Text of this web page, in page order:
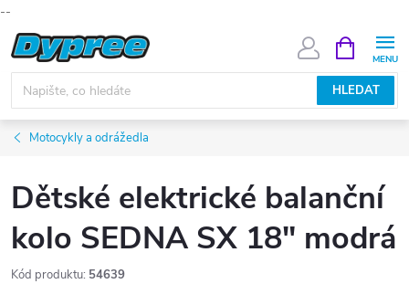
--
Přejít
na
obsah
HLEDAT
NÁKUPNÍ
KOŠÍK
Motocykly a odrážedla
Dětské elektrické balanční
kolo SEDNA SX 18" modrá
Kód produktu: 54639